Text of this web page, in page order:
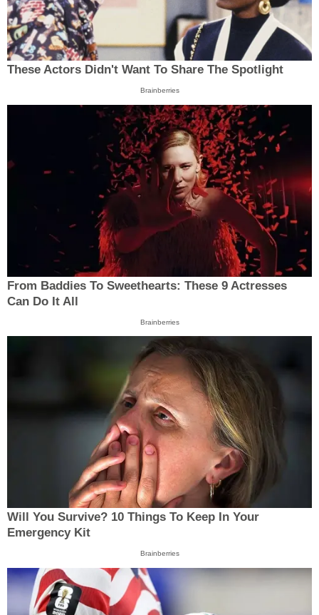
These Actors Didn't Want To Share The Spotlight
Brainberries
From Baddies To Sweethearts: These 9 Actresses
Can Do It All
Brainberries
Will You Survive? 10 Things To Keep In Your
Emergency Kit
Brainberries